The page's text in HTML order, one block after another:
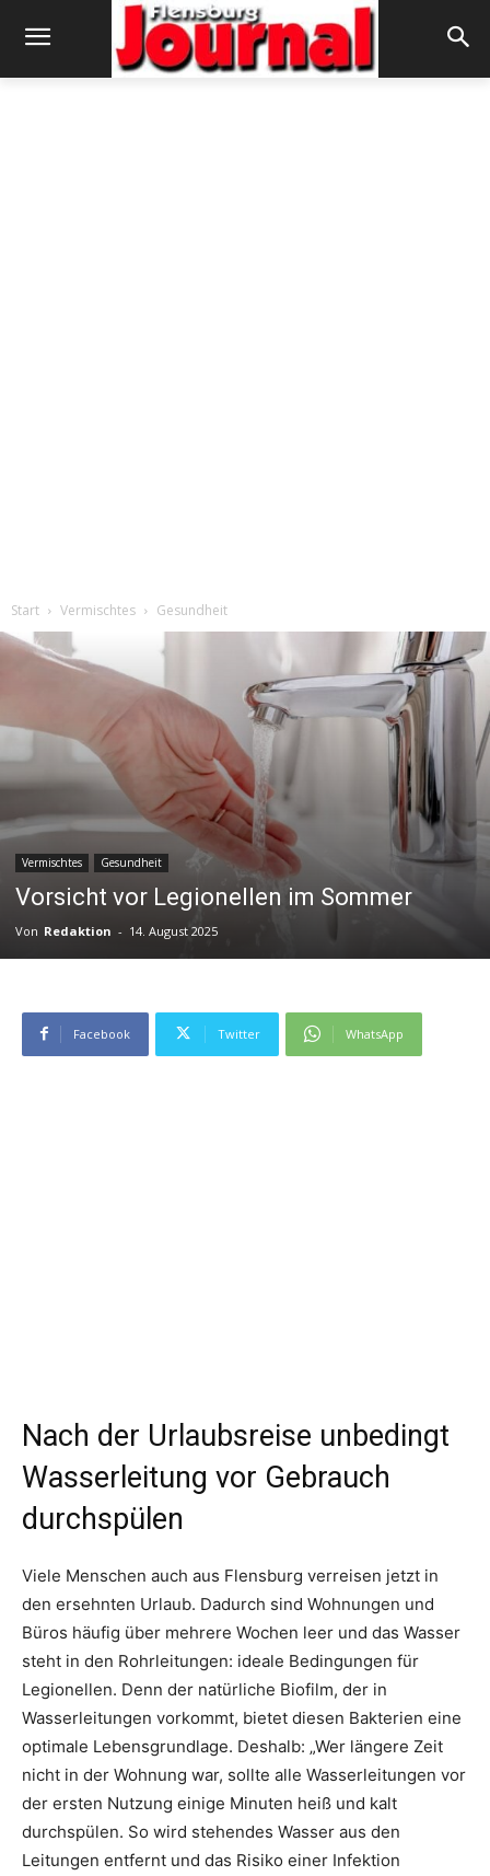
Start Vermischtes Gesundheit
Vermischtes Gesundheit
Vorsicht vor Legionellen im Sommer
Von Redaktion - 14. August 2025
Facebook Twitter WhatsApp
Nach der Urlaubsreise unbedingt
Wasserleitung vor Gebrauch
durchspülen
Viele Menschen auch aus Flensburg verreisen jetzt in
den ersehnten Urlaub. Dadurch sind Wohnungen und
Büros häufig über mehrere Wochen leer und das Wasser
steht in den Rohrleitungen: ideale Bedingungen für
Legionellen. Denn der natürliche Biofilm, der in
Wasserleitungen vorkommt, bietet diesen Bakterien eine
optimale Lebensgrundlage. Deshalb: „Wer längere Zeit
nicht in der Wohnung war, sollte alle Wasserleitungen vor
der ersten Nutzung einige Minuten heiß und kalt
durchspülen. So wird stehendes Wasser aus den
Leitungen entfernt und das Risiko einer Infektion